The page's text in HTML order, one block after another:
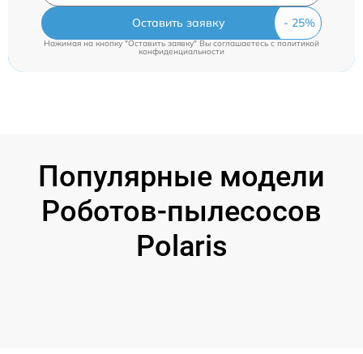
Оставить заявку
Нажимая на кнопку "Оставить заявку" Вы соглашаетесь cполитикой
конфиденциальности
Популярные модели
Роботов-пылесосов
Polaris